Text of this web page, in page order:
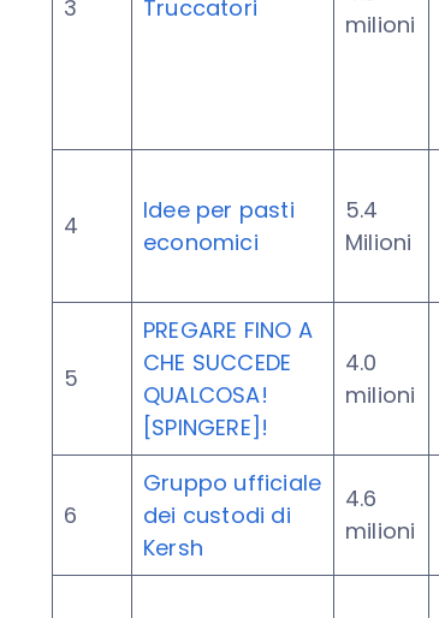
3 Truccatori
milioni
4
Idee per pasti
economici
5.4
Milioni
5
PREGARE FINO A
CHE SUCCEDE
QUALCOSA!
[SPINGERE]!
4.0
milioni
6
Gruppo ufficiale
dei custodi di
Kersh
4.6
milioni